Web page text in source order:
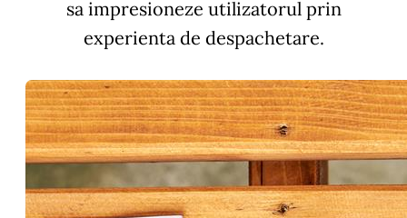
sa impresioneze utilizatorul prin
experienta de despachetare.